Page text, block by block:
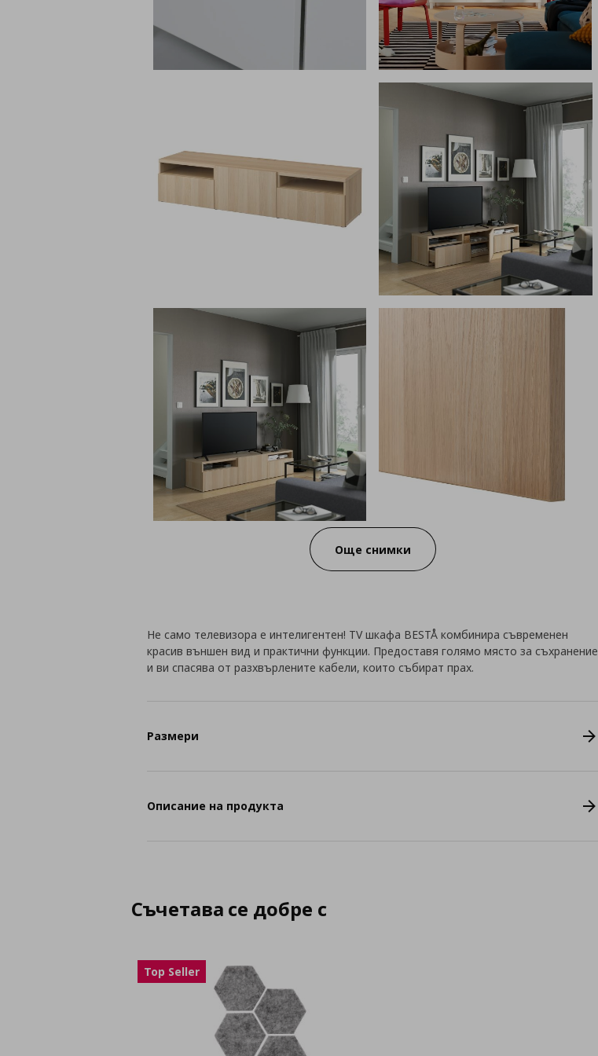
Още снимки
Не само телевизора е интелигентен! TV шкафа BESTÅ комбинира съвременен
красив външен вид и практични функции. Предоставя голямо място за съхранение
и ви спасява от разхвърлените кабели, които събират прах.
Размери
Описание на продукта
Съчетава се добре с
Top Seller